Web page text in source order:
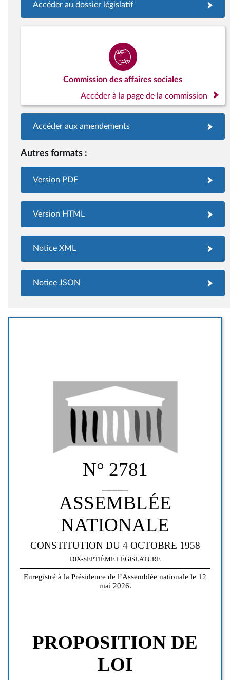
Accéder au dossier législatif
Commission des affaires sociales
Accéder à la page de la commission
Accéder aux amendements
Autres formats :
Version PDF
Version HTML
Notice XML
Notice JSON